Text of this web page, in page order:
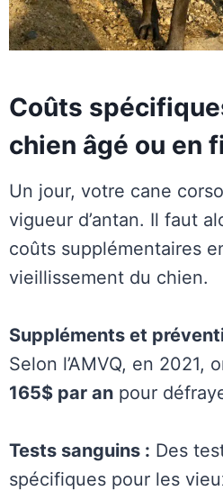
Coûts
chien âgé ou en
Un jour, votre cane
vigueur d’antan. Il faut
coûts supplémentaires
vieillissement du chien.
Suppléments et
Selon l’AMVQ, en 2021,
165$ par an pour
Tests sanguins : Des
spécifiques pour les